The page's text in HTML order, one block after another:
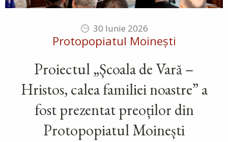
30 Iunie 2026
Protopopiatul Moinești
Proiectul „Școala de Vară –
Hristos, calea familiei noastre” a
fost prezentat preoților din
Protopopiatul Moinești